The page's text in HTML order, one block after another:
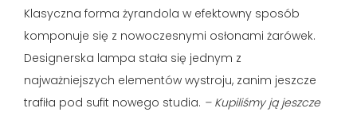
Klasyczna forma żyrandola w efektowny sposób
komponuje się z nowoczesnymi osłonami żarówek.
Designerska lampa stała się jednym z
najważniejszych elementów wystroju, zanim jeszcze
trafiła pod sufit nowego studia. – Kupiliśmy ją jeszcze